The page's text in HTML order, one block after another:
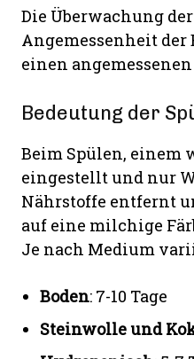
Die Überwachung
Angemessenheit
einen
Bedeutung der
Beim Spülen, einem
eingestellt und nur
Nährstoffe entfernt
auf eine milchige
Je nach Medium
Boden: 7-10 Tage
Steinwolle und